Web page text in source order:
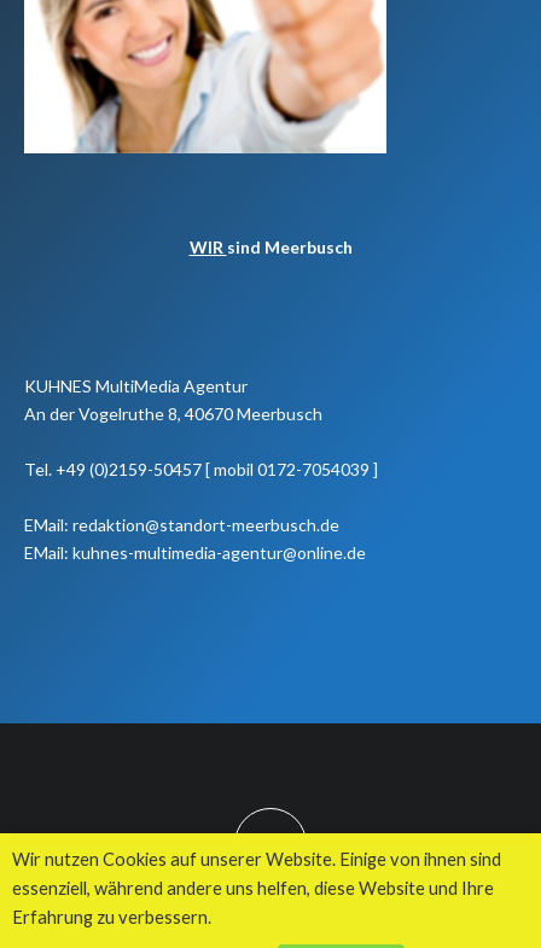
WIR sind Meerbusch
KUHNES MultiMedia Agentur
An der Vogelruthe 8, 40670 Meerbusch
Tel. +49 (0)2159-50457 [ mobil 0172-7054039 ]
EMail: redaktion@standort-meerbusch.de
EMail: kuhnes-multimedia-agentur@online.de
TOP
Wir nutzen Cookies auf unserer Website. Einige von ihnen sind
essenziell, während andere uns helfen, diese Website und Ihre
Erfahrung zu verbessern.